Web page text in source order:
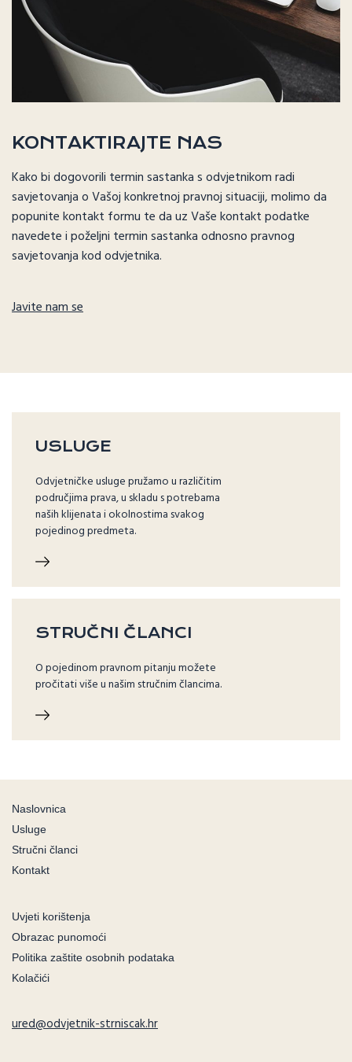
KONTAKTIRAJTE NAS
Kako bi dogovorili termin sastanka s odvjetnikom radi
savjetovanja o Vašoj konkretnoj pravnoj situaciji, molimo da
popunite kontakt formu te da uz Vaše kontakt podatke
navedete i poželjni termin sastanka odnosno pravnog
savjetovanja kod odvjetnika.
Javite nam se
USLUGE
Odvjetničke usluge pružamo u različitim
područjima prava, u skladu s potrebama
naših klijenata i okolnostima svakog
pojedinog predmeta.
STRUČNI ČLANCI
O pojedinom pravnom pitanju možete
pročitati više u našim stručnim člancima.
Naslovnica
Usluge
Stručni članci
Kontakt
Uvjeti korištenja
Obrazac punomoći
Politika zaštite osobnih podataka
Kolačići
ured@odvjetnik-strniscak.hr